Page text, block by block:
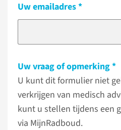
Uw emailadres
Uw vraag of opmerking
U kunt dit formulier niet
verkrijgen van medisch
kunt u stellen tijdens een
via MijnRadboud.